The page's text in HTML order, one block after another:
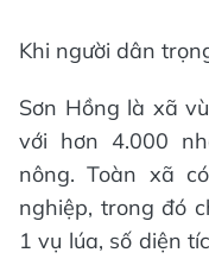
Khi người dân
Sơn Hồng là xã
với hơn 4.000
nông. Toàn xã
nghiệp, trong đó
1 vụ lúa, số diện